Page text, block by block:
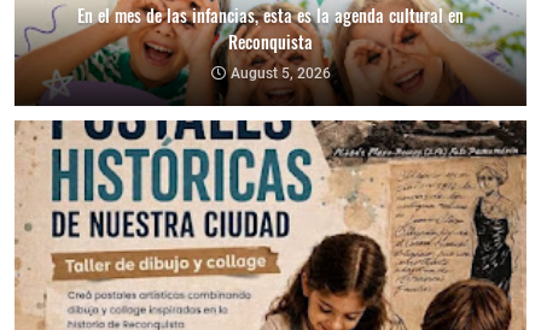
En el mes de las infancias, esta es la agenda cultural en
Reconquista
August 5, 2026